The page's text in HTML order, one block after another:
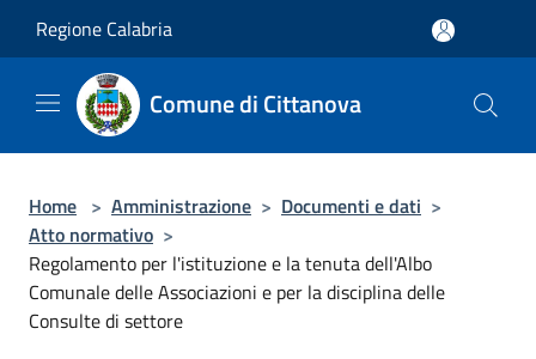
Regione Calabria
Comune di Cittanova
Home > Amministrazione > Documenti e dati >
Atto normativo >
Regolamento per l'istituzione e la tenuta dell'Albo
Comunale delle Associazioni e per la disciplina delle
Consulte di settore